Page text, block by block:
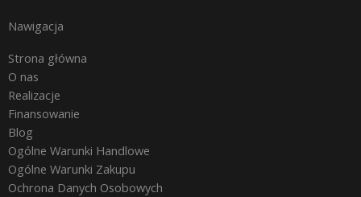
Nawigacja
Strona główna
O nas
Realizacje
Finansowanie
Blog
Ogólne Warunki Handlowe
Ogólne Warunki Zakupu
Ochrona Danych Osobowych